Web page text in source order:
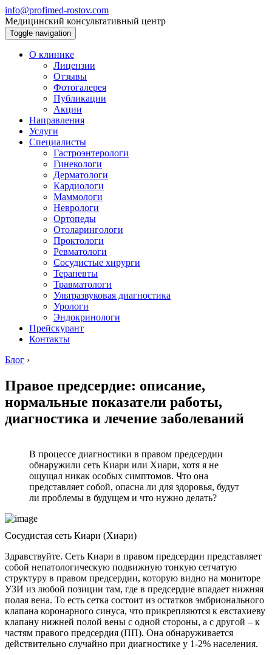
info@profimed-rostov.com
Медицинский консультативный центр
Toggle navigation
О клинике
Лицензии
Отзывы
Фотогалерея
Публикации
Акции
Направления
Услуги
Специалисты
Гастроэнтерологи
Гинекологи
Дерматологи
Кардиологи
Маммологи
Неврологи
Ортопеды
Отоларингологи
Проктологи
Ревматологи
Сосудистые хирурги
Терапевты
Травматологи
Ультразвуковая диагностика
Урологи
Эндокринологи
Прейскурант
Контакты
Блог ›
Правое предсердие: описание,
нормальные показатели работы,
диагностика и лечение заболеваний
В процессе диагностики в правом предсердии
обнаружили сеть Киари или Хиари, хотя я не
ощущал никак особых симптомов. Что она
представляет собой, опасна ли для здоровья, будут
ли проблемы в будущем и что нужно делать?
Сосудистая сеть Киари (Хиари)
Здравствуйте. Сеть Киари в правом предсердии представляет
собой непатологическую подвижную тонкую сетчатую
структуру в правом предсердии, которую видно на мониторе
УЗИ из любой позиции там, где в предсердие впадает нижняя
полая вена. То есть сетка состоит из остатков эмбрионального
клапана коронарного синуса, что прикрепляются к евстахиеву
клапану нижней полой вены с одной стороны, а с другой – к
частям правого предсердия (ПП). Она обнаруживается
действительно случайно при диагностике у 1-2% населения.